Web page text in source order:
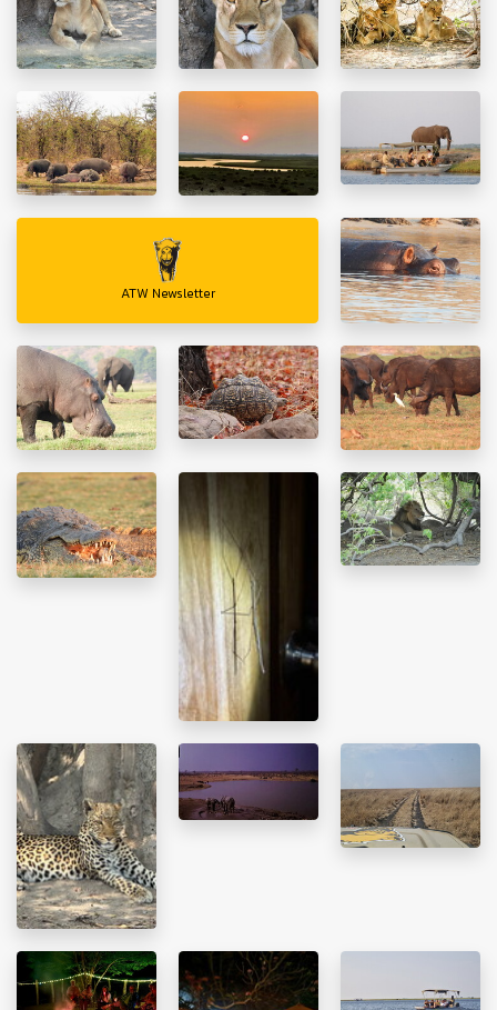
ATW Newsletter